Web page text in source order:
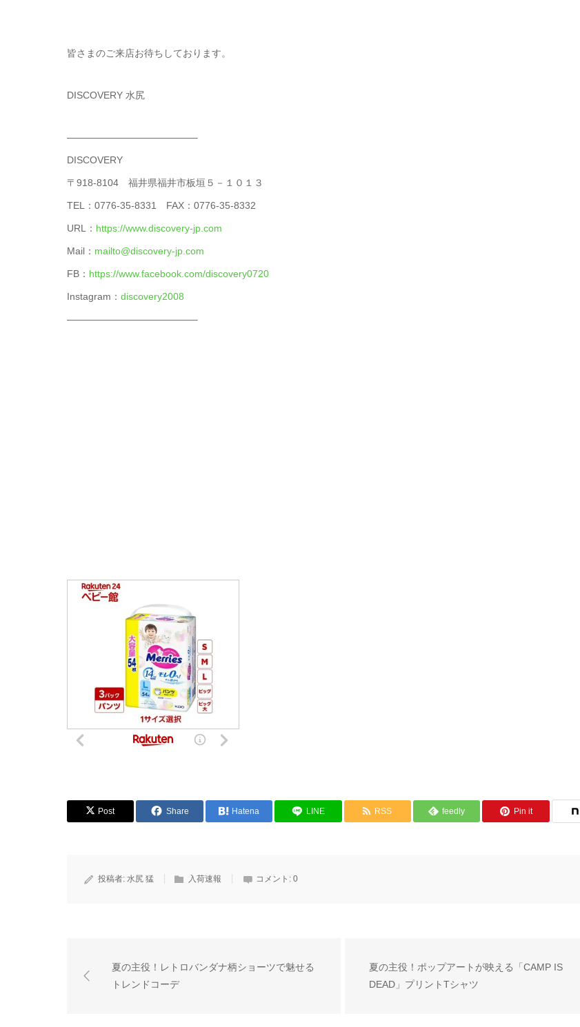
皆さまのご来店お待ちしております。
DISCOVERY 水尻
—————————————–
DISCOVERY
〒918-8104 福井県福井市板垣５－１０１３
TEL：0776-35-8331 FAX：0776-35-8332
URL： https://www.discovery-jp.com
Mail： mailto@discovery-jp.com
FB： https://www.facebook.com/discovery0720
Instagram： discovery2008
—————————————–
Post Share Hatena LINE RSS feedly Pin it
投稿者: 水尻 猛 入荷速報 コメント: 0
夏の主役！レトロバンダナ柄ショーツで魅せる
トレンドコーデ
夏の主役！ポップアートが映える「CAMP IS
DEAD」プリントTシャツ